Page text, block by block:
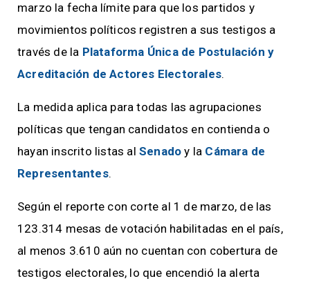
marzo la fecha límite para que los partidos y
movimientos políticos registren a sus testigos a
través de la Plataforma Única de Postulación y
Acreditación de Actores Electorales.
La medida aplica para todas las agrupaciones
políticas que tengan candidatos en contienda o
hayan inscrito listas al Senado y la Cámara de
Representantes.
Según el reporte con corte al 1 de marzo, de las
123.314 mesas de votación habilitadas en el país,
al menos 3.610 aún no cuentan con cobertura de
testigos electorales, lo que encendió la alerta